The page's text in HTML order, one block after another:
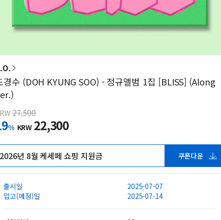
경수 (DOH KYUNG SOO) - 정규앨범 1집 [BLISS] (Along
27,500
% KRW 22,300
2026년 8월 케세페 쇼핑 지원금 쿠폰다운
출시일
2025-07-07
입고(예정)일
2025-07-14